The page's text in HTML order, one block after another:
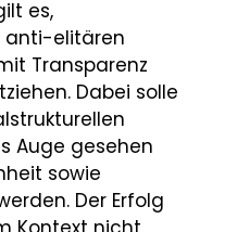
es,
anti-elitären
Transparenz
Dabei solle
Auge gesehen
sowie
Der Erfolg